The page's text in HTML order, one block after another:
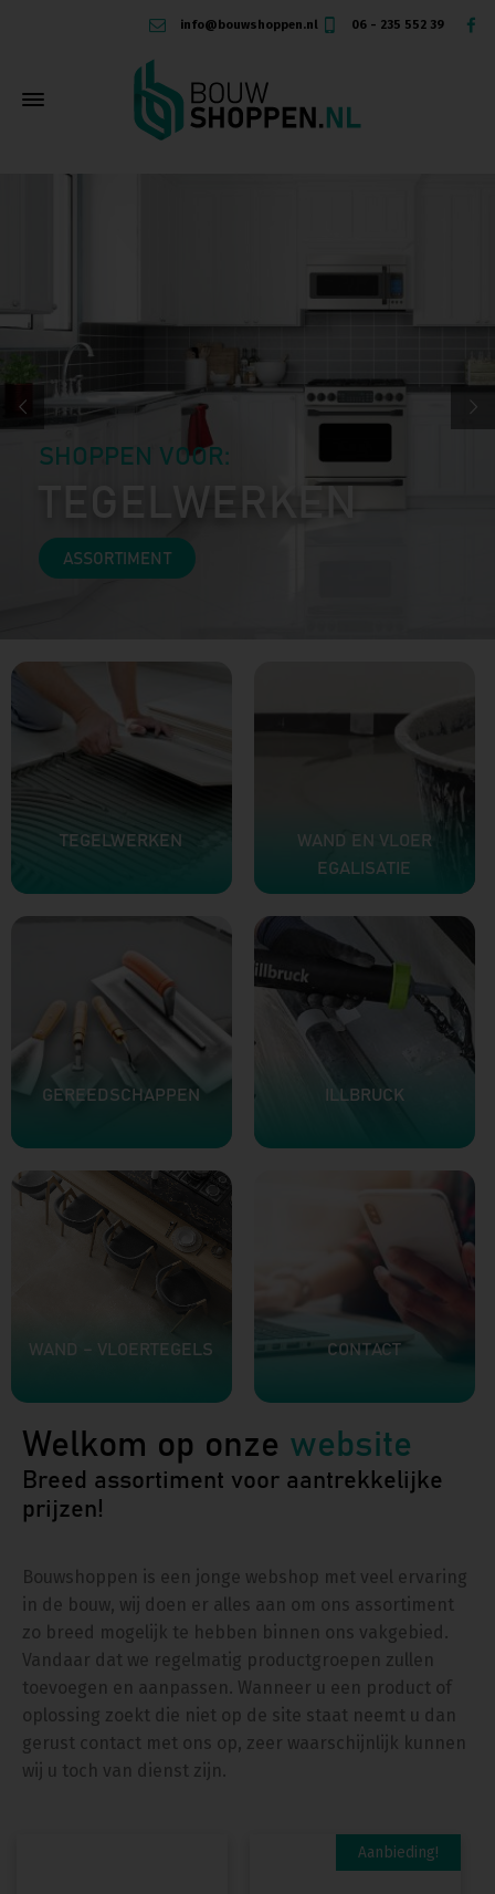
info@bouwshoppen.nl 06 - 235 552 39
TEGELWERKEN
ASSORTIMENT
SHOPPEN VOOR:
TEGELWERKEN
WAND EN VLOER
EGALISATIE
GEREEDSCHAPPEN ILLBRUCK
WAND – VLOERTEGELS CONTACT
Welkom op onze website
Breed assortiment voor aantrekkelijke
prijzen!
Bouwshoppen is een jonge webshop met veel ervaring
in de bouw, wij doen er alles aan om ons assortiment
zo breed mogelijk te hebben binnen ons vakgebied.
Vandaar dat we regelmatig productgroepen zullen
toevoegen en aanpassen. Wanneer u een product of
oplossing zoekt die niet op de site staat neemt u dan
gerust contact met ons op, zeer waarschijnlijk kunnen
wij u toch van dienst zijn.
Aanbieding!